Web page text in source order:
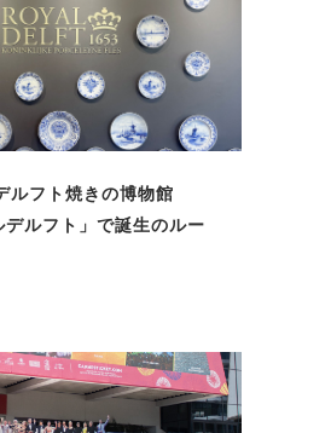
ルフト焼きの博物館
デルフト」で誕生のルー